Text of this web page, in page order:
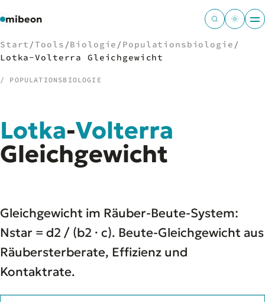
mibeon
01Start
02MB
03Projekte
06Tools
Welten
Start /Tools /Biologie / Populationsbiologie /
Lotka-Volterra Gleichgewicht
/ POPULATIONSBIOLOGIE
Lotka-Volterra
Gleichgewicht
Gleichgewicht im Räuber-Beute-System:
Nstar = d2 / (b2 · c). Beute-Gleichgewicht aus
Räubersterberate, Effizienz und
Kontaktrate.